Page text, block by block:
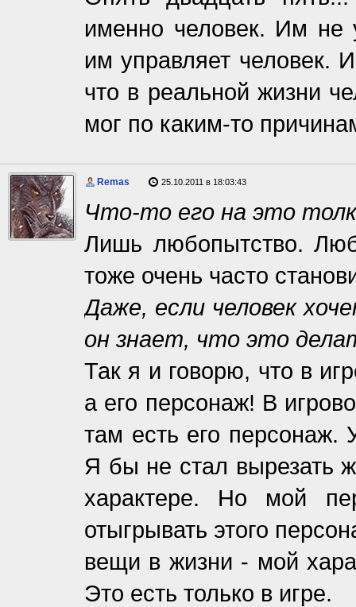
именно человек. Им не
им управляет человек.
что в реальной жизни
мог по каким-то
Remas 25.10.2011 в 18:03:43
Что-то его на это
Лишь любопытство.
тоже очень часто
Даже, если человек
он знает, что это
Так я и говорю, что в
а его персонаж! В
там есть его персонаж.
Я бы не стал вырезать
характере. Но мой
отыгрывать этого
вещи в жизни - мой
Это есть только в игре.